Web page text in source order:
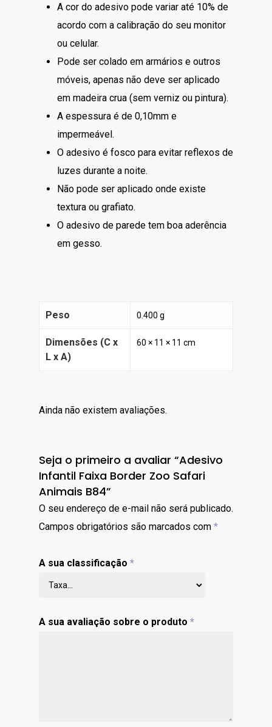
A cor do adesivo pode variar até 10% de
acordo com a calibração do seu monitor
ou celular.
Pode ser colado em armários e outros
móveis, apenas não deve ser aplicado
em madeira crua (sem verniz ou pintura).
A espessura é de 0,10mm e
impermeável.
O adesivo é fosco para evitar reflexos de
luzes durante a noite.
Não pode ser aplicado onde existe
textura ou grafiato.
O adesivo de parede tem boa aderência
em gesso.
Peso 0.400 g
Dimensões (C x
L x A)
60 × 11 × 11 cm
Ainda não existem avaliações.
Seja o primeiro a avaliar “Adesivo
Infantil Faixa Border Zoo Safari
Animais B84”
O seu endereço de e-mail não será publicado.
Campos obrigatórios são marcados com *
A sua classificação *
A sua avaliação sobre o produto *